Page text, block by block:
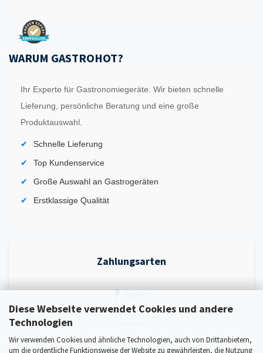
Diese Webseite verwendet Cookies und andere
Technologien
Wir verwenden Cookies und ähnliche Technologien, auch von Drittanbietern,
um die ordentliche Funktionsweise der Website zu gewährleisten, die Nutzung
WARUM GASTROHOT?
Ihr Experte für Gastronomiegeräte. Wir bieten schnelle
Lieferung, persönliche Beratung und eine große
Produktauswahl.
Schnelle Lieferung
Top Kundenservice
Große Auswahl an Gastrogeräten
Erstklassige Qualität
Zahlungsarten